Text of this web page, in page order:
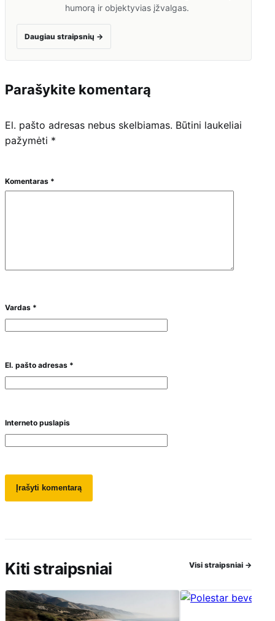
humorą ir objektyvias įžvalgas.
Daugiau straipsnių →
Parašykite komentarą
El. pašto adresas nebus skelbiamas. Būtini laukeliai
pažymėti *
Komentaras *
Vardas *
El. pašto adresas *
Interneto puslapis
Kiti straipsniai Visi straipsniai →